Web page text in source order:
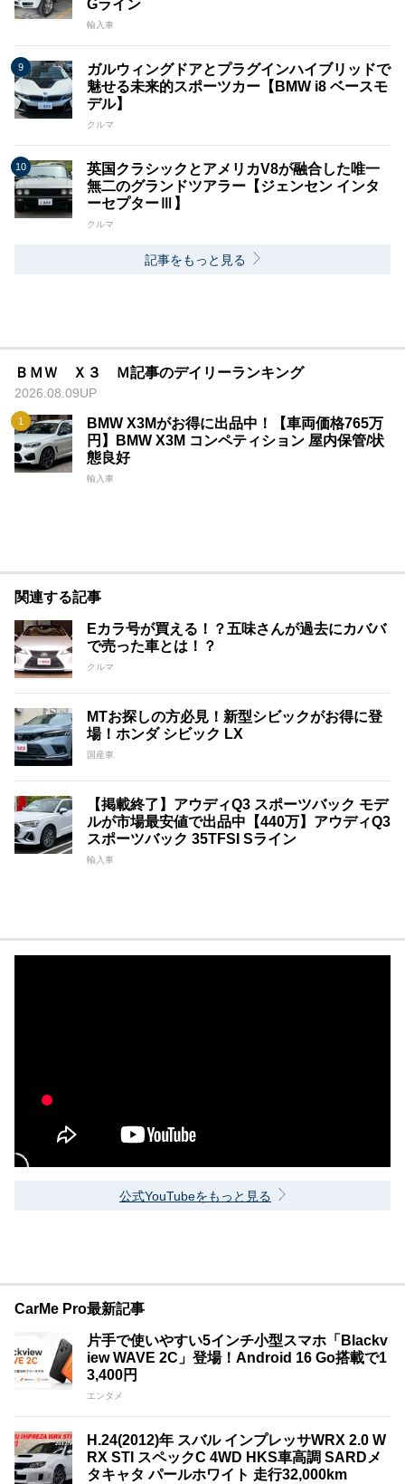
Gライン
輸入車
ガルウィングドアとプラグインハイブリッドで
魅せる未来的スポーツカー【BMW i8 ベースモ
デル】
クルマ
英国クラシックとアメリカV8が融合した唯一
無二のグランドツアラー【ジェンセン インタ
ーセプターⅢ】
クルマ
記事をもっと見る
ＢＭＷ Ｘ３ Ｍ記事のデイリーランキング
2026.08.09UP
BMW X3Mがお得に出品中！【車両価格765万
円】BMW X3M コンペティション 屋内保管/状
態良好
輸入車
関連する記事
Eカラ号が買える！？五味さんが過去にカババ
で売った車とは！？
クルマ
MTお探しの方必見！新型シビックがお得に登
場！ホンダ シビック LX
国産車
【掲載終了】アウディQ3 スポーツバック モデ
ルが市場最安値で出品中【440万】アウディQ3
スポーツバック 35TFSI Sライン
輸入車
公式YouTubeをもっと見る
CarMe Pro最新記事
片手で使いやすい5インチ小型スマホ「Blackv
iew WAVE 2C」登場！Android 16 Go搭載で1
3,400円
エンタメ
H.24(2012)年 スバル インプレッサWRX 2.0 W
RX STI スペックC 4WD HKS車高調 SARDメ
タキャタ パールホワイト 走行32,000km